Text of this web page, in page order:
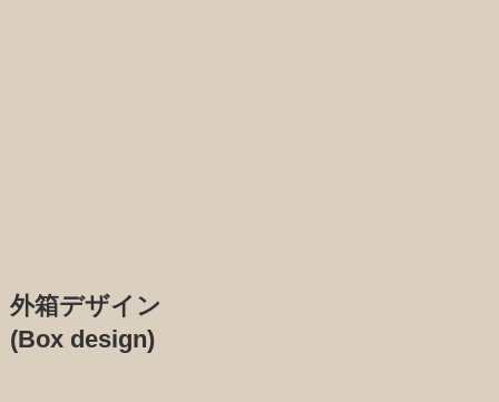
外箱デザイン
(Box design)